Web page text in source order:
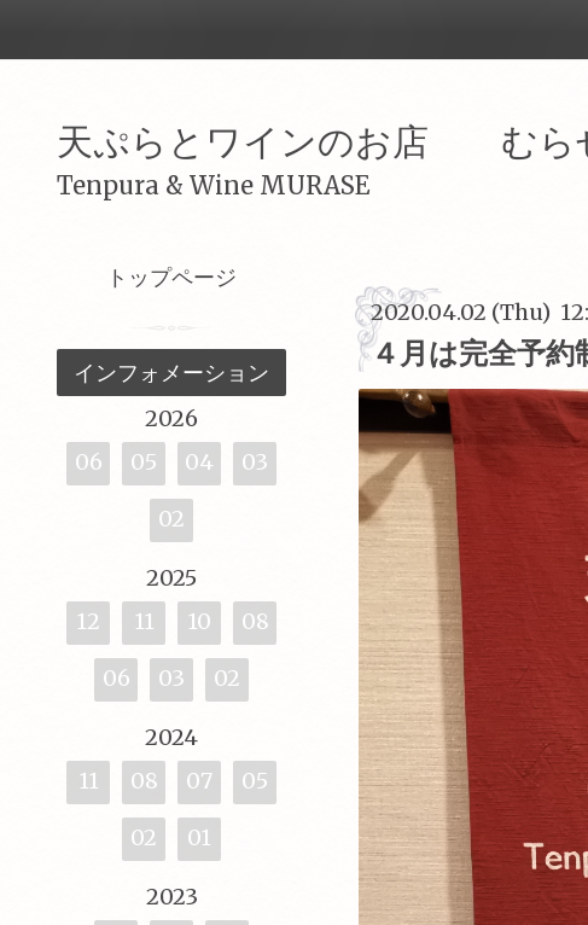
天ぷらとワインのお店 むら
Tenpura & Wine MURASE
2020.04.02 (Thu)
４月は完全予約
トップページ
インフォメーション
2026
06
05 04 03
02
2025
12
11 10 08
06 03 02
2024
11
08 07 05
02 01
2023